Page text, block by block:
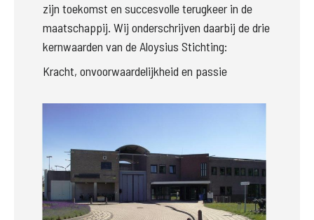
zijn toekomst en succesvolle terugkeer in de
maatschappij. Wij onderschrijven daarbij de drie
kernwaarden van de Aloysius Stichting:
Kracht, onvoorwaardelijkheid en passie